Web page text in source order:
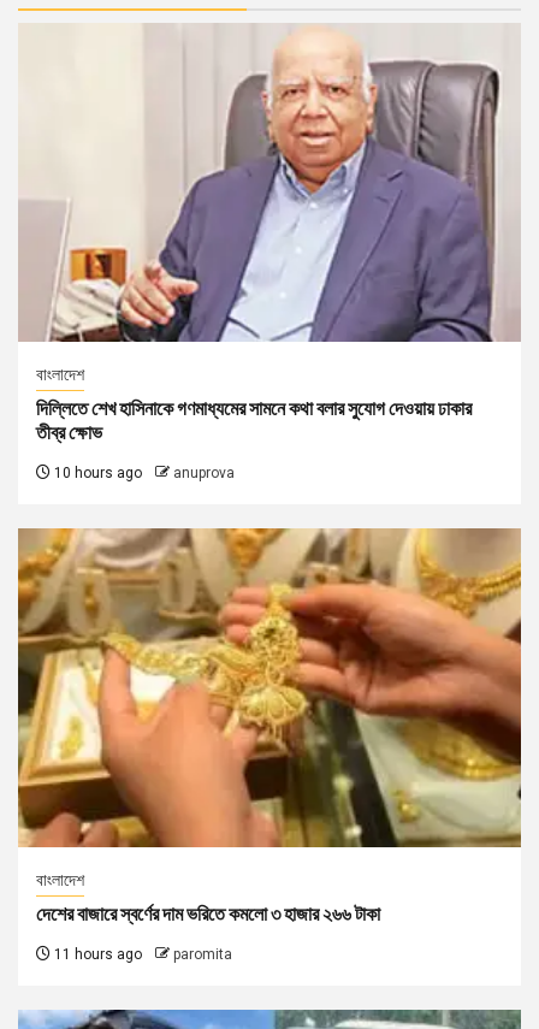
বাংলাদেশ
দিল্লিতে শেখ হাসিনাকে গণমাধ্যমের সামনে কথা বলার সুযোগ দেওয়ায় ঢাকার
তীব্র ক্ষোভ
10 hours ago anuprova
বাংলাদেশ
দেশের বাজারে স্বর্ণের দাম ভরিতে কমলো ৩ হাজার ২৬৬ টাকা
11 hours ago paromita